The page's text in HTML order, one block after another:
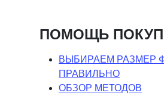
ПОМОЩЬ
ВЫБИРАЕМ РАЗМЕР
ПРАВИЛЬНО
ОБЗОР МЕТОДОВ